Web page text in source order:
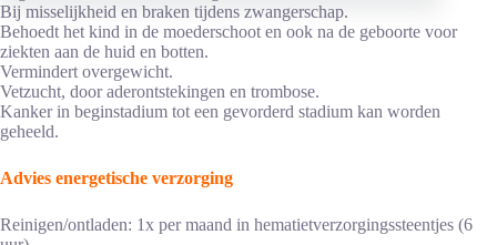
Bij misselijkheid en braken tijdens zwangerschap.
Behoedt het kind in de moederschoot en ook na de geboorte voor
ziekten aan de huid en botten.
Vermindert overgewicht.
Vetzucht, door aderontstekingen en trombose.
Kanker in beginstadium tot een gevorderd stadium kan worden
geheeld.
Advies energetische verzorging
Reinigen/ontladen: 1x per maand in hematietverzorgingssteentjes (6